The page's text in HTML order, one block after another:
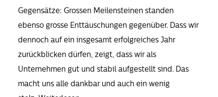
Gegensätze: Grossen Meilensteinen standen
ebenso grosse Enttäuschungen gegenüber. Dass wir
dennoch auf ein insgesamt erfolgreiches Jahr
zurückblicken dürfen, zeigt, dass wir als
Unternehmen gut und stabil aufgestellt sind. Das
macht uns alle dankbar und auch ein wenig